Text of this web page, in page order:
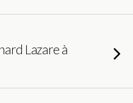
Lazare à